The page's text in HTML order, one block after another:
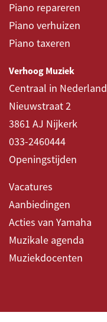
Piano repareren
Piano verhuizen
Piano taxeren
Verhoog Muziek
Centraal in Nederland
Nieuwstraat 2
3861 AJ Nijkerk
033-2460444
Openingstijden
Vacatures
Aanbiedingen
Acties van Yamaha
Muzikale agenda
Muziekdocenten